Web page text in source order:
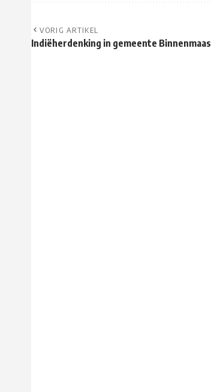
VORIG ARTIKEL
Indiëherdenking in gemeente Binnenmaas